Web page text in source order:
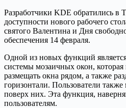
Разработчики KDE обратились в
доступности нового рабочего
святого Валентина и Дня
обеспечения 14 февраля.
Одной из новых функций
системы мозаичных окон, которая
размещать окна рядом, а также
горизонтали. Пользователи
поверх них. Эта функция,
пользователям.